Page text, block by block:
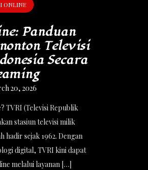
ONLINE
Panduan
Televisi
Secara
20, 2026
TVRI (Televisi Republik
stasiun televisi milik
hadir sejak 1962. Dengan
digital, TVRI kini dapat
melalui layanan […]